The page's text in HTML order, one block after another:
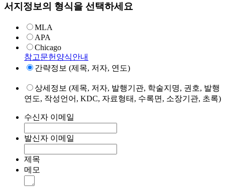
서지정보의 형식을 선택하세요
MLA
APA
Chicago
참고문헌양식안내
간략정보 (제목, 저자, 연도)
상세정보 (제목, 저자, 발행기관, 학술지명, 권호, 발행
연도, 작성언어, KDC, 자료형태, 수록면, 소장기관, 초록)
수신자 이메일
발신자 이메일
제목
메모